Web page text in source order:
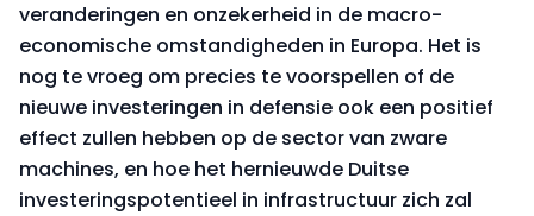
veranderingen en onzekerheid in de macro-
economische omstandigheden in Europa. Het is
nog te vroeg om precies te voorspellen of de
nieuwe investeringen in defensie ook een positief
effect zullen hebben op de sector van zware
machines, en hoe het hernieuwde Duitse
investeringspotentieel in infrastructuur zich zal